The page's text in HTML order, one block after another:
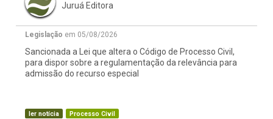
Juruá Editora
Legislação em 05/08/2026
Sancionada a Lei que altera o Código de Processo Civil,
para dispor sobre a regulamentação da relevância para
admissão do recurso especial
ler notícia Processo Civil